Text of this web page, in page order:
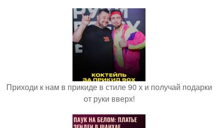
Приходи к нам в прикиде в стиле 90 х и получай подарки
от руки вверх!